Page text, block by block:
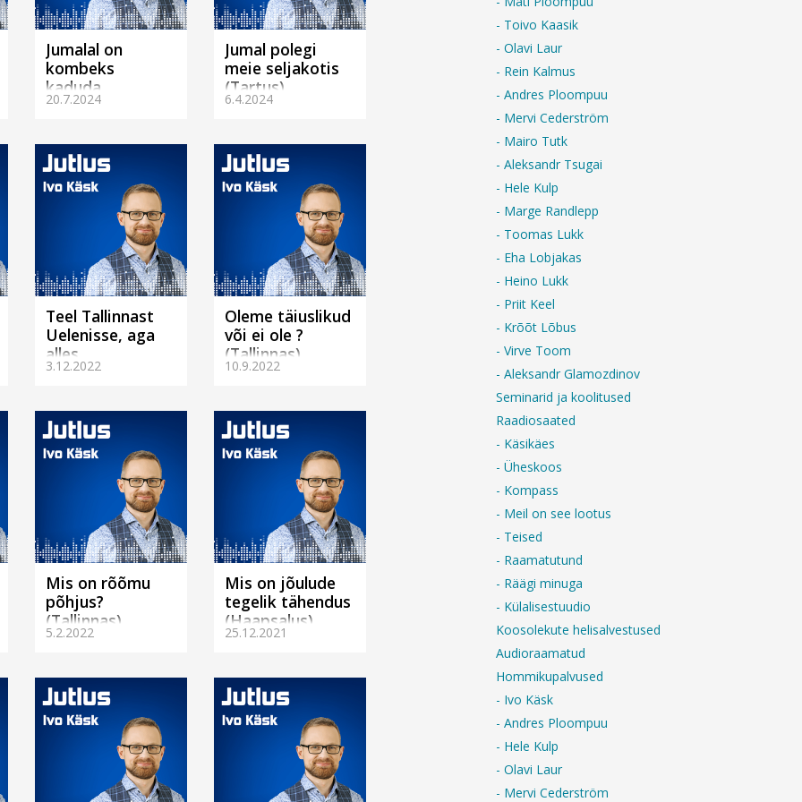
Jumalal on
kombeks
kaduda.
(Tallinnas)
20.7.2024
Jumal polegi
meie seljakotis
(Tartus)
6.4.2024
Teel Tallinnast
Uelenisse, aga
alles
Hobujaamas.
3.12.2022
Oleme täiuslikud
või ei ole ?
(Tallinnas)
10.9.2022
Mis on rõõmu
põhjus?
(Tallinnas)
5.2.2022
Mis on jõulude
tegelik tähendus
(Haapsalus)
25.12.2021
- Toivo Kaasik
- Olavi Laur
- Rein Kalmus
- Andres Ploompuu
- Mervi Cederström
- Mairo Tutk
- Aleksandr Tsugai
- Hele Kulp
- Marge Randlepp
- Toomas Lukk
- Eha Lobjakas
- Heino Lukk
- Priit Keel
- Krõõt Lõbus
- Virve Toom
- Aleksandr Glamozdinov
Seminarid ja koolitused
Raadiosaated
- Käsikäes
- Üheskoos
- Kompass
- Meil on see lootus
- Teised
- Raamatutund
- Räägi minuga
- Külalisestuudio
Koosolekute helisalvestused
Audioraamatud
Hommikupalvused
- Ivo Käsk
- Andres Ploompuu
- Hele Kulp
- Olavi Laur
- Mervi Cederström